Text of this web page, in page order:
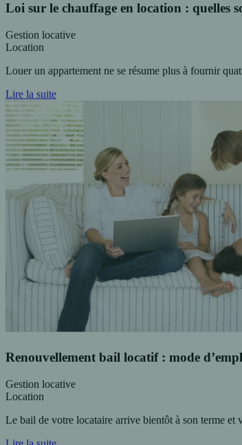
Loi sur le chauffage en location : quelles
Gestion locative
Location
Louer un appartement ne se résume plus à fournir
Lire la suite
Renouvellement bail locatif : mode
Gestion locative
Location
Le bail de votre locataire arrive bientôt à son terme